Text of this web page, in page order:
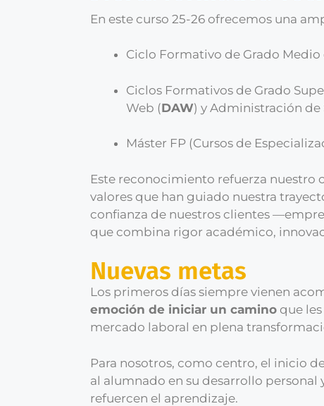
En este curso 25-26 ofrecemos una
Ciclo Formativo de Grado
Ciclos Formativos de Grado
Web (DAW) y Administración de
Máster FP (Cursos de
Este reconocimiento refuerza nuestro
valores que han guiado nuestra
confianza de nuestros clientes
que combina rigor académico,
Nuevas metas
Los primeros días siempre vienen
emoción de iniciar un camino que
mercado laboral en plena
Para nosotros, como centro, el inicio
al alumnado en su desarrollo
refuercen el aprendizaje.